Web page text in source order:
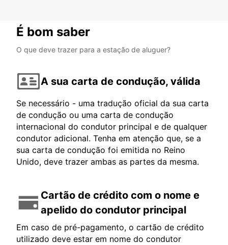
É bom saber
O que deve trazer para a estação de aluguer?
A sua carta de condução, válida
Se necessário - uma tradução oficial da sua carta
de condução ou uma carta de condução
internacional do condutor principal e de qualquer
condutor adicional. Tenha em atenção que, se a
sua carta de condução foi emitida no Reino
Unido, deve trazer ambas as partes da mesma.
Cartão de crédito com o nome e
apelido do condutor principal
Em caso de pré-pagamento, o cartão de crédito
utilizado deve estar em nome do condutor